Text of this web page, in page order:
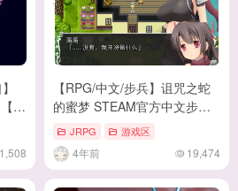
更
【RPG/中文/步兵】诅咒之蛇
的蜜梦 STEAM官方中文步兵
版+全CG存档【150M/新汉化/
全CV】
JRPG 游戏区
4年前 19,474